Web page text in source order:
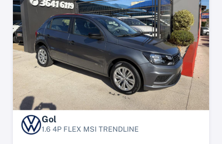
Gol
1.6 4P FLEX MSI TRENDLINE